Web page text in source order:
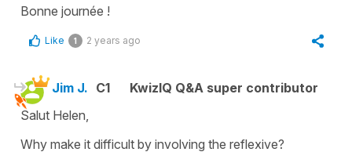
Bonne journée !
Like 1 2 years ago
Jim J. C1
KwizIQ Q&A super contributor
Salut Helen,
Why make it difficult by involving the reflexive?